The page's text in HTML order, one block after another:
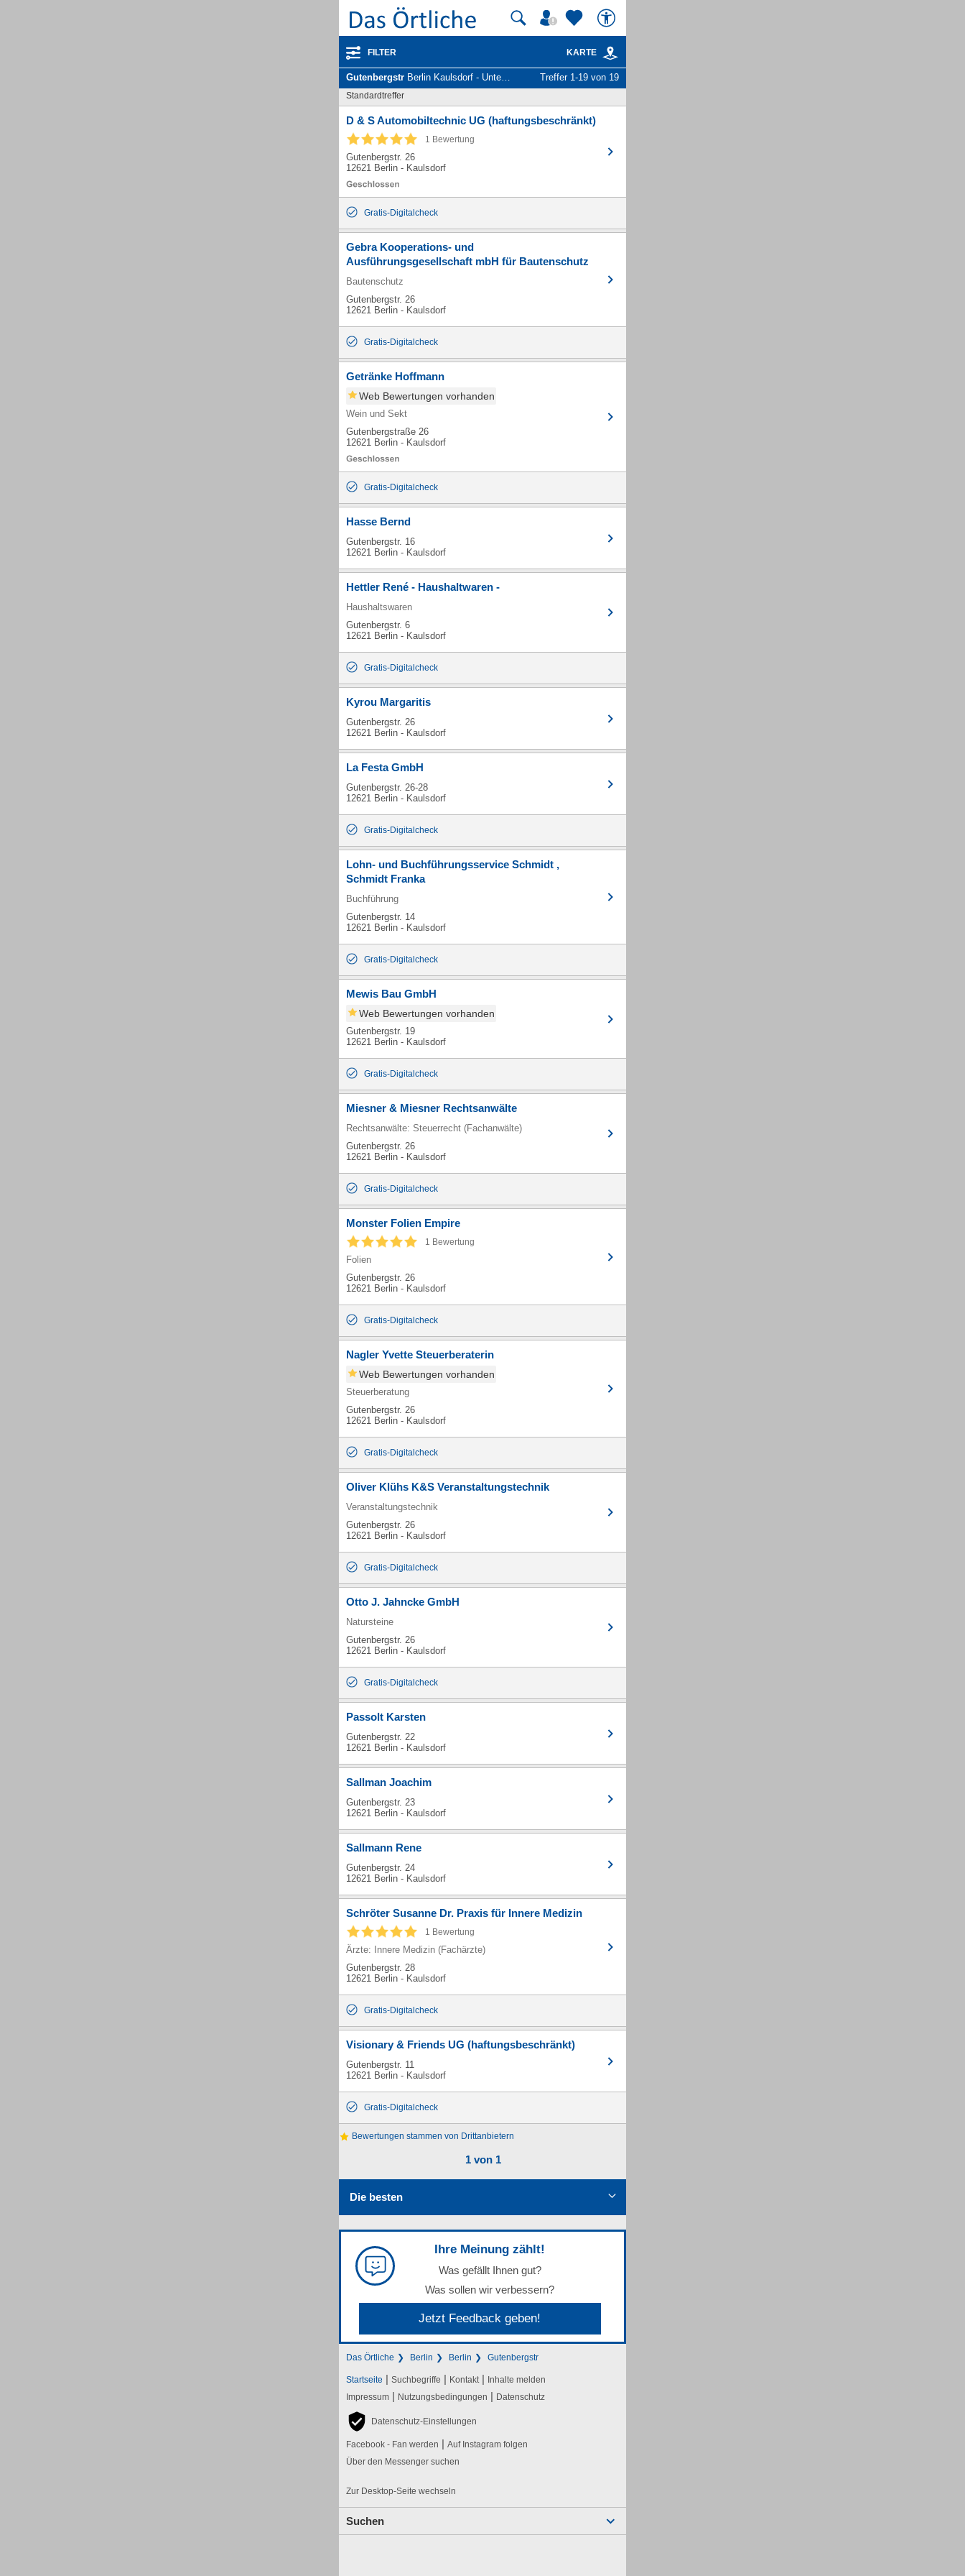
FILTER KARTE
Gutenbergstr Berlin Kaulsdorf - Unternehmen und Personen Treffer 1-19 von 19
Standardtreffer
D & S Automobiltechnic UG (haftungsbeschränkt)
1 Bewertung
Gutenbergstr. 26
12621 Berlin - Kaulsdorf
Gratis-Digitalcheck
Gebra Kooperations- und
Ausführungsgesellschaft mbH für Bautenschutz
Bautenschutz
Gutenbergstr. 26
12621 Berlin - Kaulsdorf
Gratis-Digitalcheck
Getränke Hoffmann
Web Bewertungen vorhanden
Wein und Sekt
Gutenbergstraße 26
12621 Berlin - Kaulsdorf
Gratis-Digitalcheck
Hasse Bernd
Gutenbergstr. 16
12621 Berlin - Kaulsdorf
Hettler René - Haushaltwaren -
Haushaltswaren
Gutenbergstr. 6
12621 Berlin - Kaulsdorf
Gratis-Digitalcheck
Kyrou Margaritis
Gutenbergstr. 26
12621 Berlin - Kaulsdorf
La Festa GmbH
Gutenbergstr. 26-28
12621 Berlin - Kaulsdorf
Gratis-Digitalcheck
Lohn- und Buchführungsservice Schmidt ,
Schmidt Franka
Buchführung
Gutenbergstr. 14
12621 Berlin - Kaulsdorf
Gratis-Digitalcheck
Mewis Bau GmbH
Web Bewertungen vorhanden
Gutenbergstr. 19
12621 Berlin - Kaulsdorf
Gratis-Digitalcheck
Miesner & Miesner Rechtsanwälte
Rechtsanwälte: Steuerrecht (Fachanwälte)
Gutenbergstr. 26
12621 Berlin - Kaulsdorf
Gratis-Digitalcheck
Monster Folien Empire
1 Bewertung
Folien
Gutenbergstr. 26
12621 Berlin - Kaulsdorf
Gratis-Digitalcheck
Nagler Yvette Steuerberaterin
Web Bewertungen vorhanden
Steuerberatung
Gutenbergstr. 26
12621 Berlin - Kaulsdorf
Gratis-Digitalcheck
Oliver Klühs K&S Veranstaltungstechnik
Veranstaltungstechnik
Gutenbergstr. 26
12621 Berlin - Kaulsdorf
Gratis-Digitalcheck
Otto J. Jahncke GmbH
Natursteine
Gutenbergstr. 26
12621 Berlin - Kaulsdorf
Gratis-Digitalcheck
Passolt Karsten
Gutenbergstr. 22
12621 Berlin - Kaulsdorf
Sallman Joachim
Gutenbergstr. 23
12621 Berlin - Kaulsdorf
Sallmann Rene
Gutenbergstr. 24
12621 Berlin - Kaulsdorf
Schröter Susanne Dr. Praxis für Innere Medizin
1 Bewertung
Ärzte: Innere Medizin (Fachärzte)
Gutenbergstr. 28
12621 Berlin - Kaulsdorf
Gratis-Digitalcheck
Visionary & Friends UG (haftungsbeschränkt)
Gutenbergstr. 11
12621 Berlin - Kaulsdorf
Gratis-Digitalcheck
Bewertungen stammen von Drittanbietern
1 von 1
Die besten
Ihre Meinung zählt!
Was gefällt Ihnen gut?
Was sollen wir verbessern?
Jetzt Feedback geben!
Das Örtliche Berlin Berlin Gutenbergstr
Startseite | Suchbegriffe | Kontakt | Inhalte melden
Impressum | Nutzungsbedingungen | Datenschutz
Datenschutz-Einstellungen
Facebook - Fan werden | Auf Instagram folgen
Über den Messenger suchen
Zur Desktop-Seite wechseln
Suchen